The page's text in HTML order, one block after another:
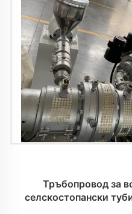
Тръбопровод за
селскостопански